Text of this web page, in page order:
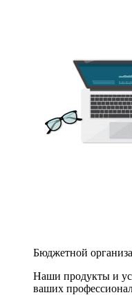
Бюджетной
Наши продукты и
ваших